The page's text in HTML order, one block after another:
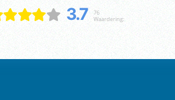
3.7
76
Waardering: